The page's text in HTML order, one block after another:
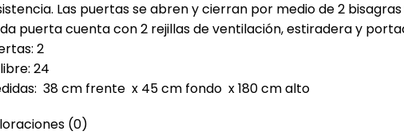
Las puertas se abren y cierran por medio de 2
puerta cuenta con 2 rejillas de ventilación, estiradera y
2
24
38 cm frente x 45 cm fondo x 180 cm alto
(0)